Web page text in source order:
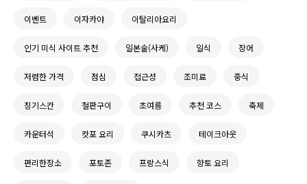
이벤트 이자카야 이탈리아요리
인기 미식 사이트 추천 일본술(사케) 일식 장어
저렴한 가격 점심 접근성 조미료 중식
징기스칸 철판구이 초여름 추천 코스 축제
카운터석 캇포 요리 쿠시카츠 테이크아웃
편리한장소 포토존 프랑스식 향토 요리